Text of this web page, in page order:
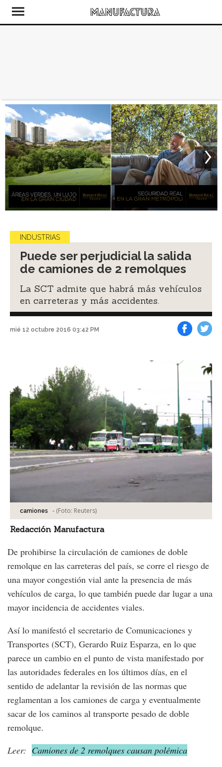
INDUSTRIAS
Puede ser perjudicial la salida
de camiones de 2 remolques
La SCT admite que habrá más vehículos
en carreteras y más accidentes.
mié 12 octubre 2016 03:42 PM
camiones - (Foto: Reuters)
Redacción Manufactura
De prohibirse la circulación de camiones de doble
remolque en las carreteras del país, se corre el riesgo de
una mayor congestión vial ante la presencia de más
vehículos de carga, lo que también puede dar lugar a una
mayor incidencia de accidentes viales.
Así lo manifestó el secretario de Comunicaciones y
Transportes (SCT), Gerardo Ruiz Esparza, en lo que
parece un cambio en el punto de vista manifestado por
las autoridades federales en los últimos días, en el
sentido de adelantar la revisión de las normas que
reglamentan a los camiones de carga y eventualmente
sacar de los caminos al transporte pesado de doble
remolque.
Leer: Camiones de 2 remolques causan polémica